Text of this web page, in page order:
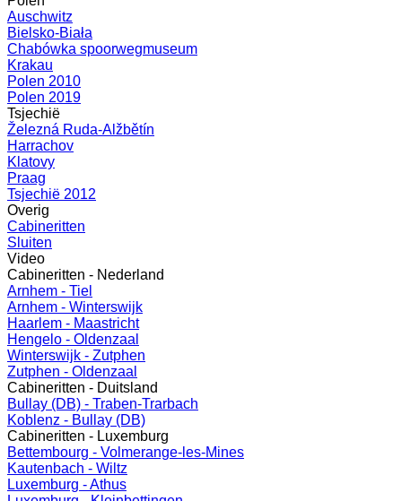
Auschwitz
Bielsko-Biała
Chabówka spoorwegmuseum
Krakau
Polen 2010
Polen 2019
Tsjechië
Železná Ruda-Alžbětín
Harrachov
Klatovy
Praag
Tsjechië 2012
Overig
Cabineritten
Sluiten
Video
Cabineritten - Nederland
Arnhem - Tiel
Arnhem - Winterswijk
Haarlem - Maastricht
Hengelo - Oldenzaal
Winterswijk - Zutphen
Zutphen - Oldenzaal
Cabineritten - Duitsland
Bullay (DB) - Traben-Trarbach
Koblenz - Bullay (DB)
Cabineritten - Luxemburg
Bettembourg - Volmerange-les-Mines
Kautenbach - Wiltz
Luxemburg - Athus